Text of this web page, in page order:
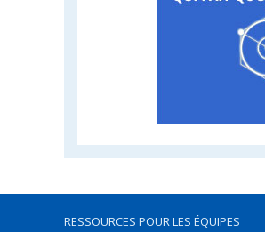
RESSOURCES POUR LES ÉQUIPES